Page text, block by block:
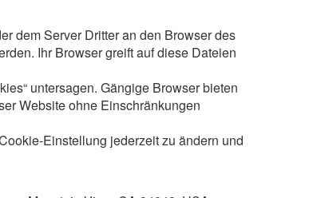
dem Server Dritter an den Browser des
Ihr Browser greift auf diese Dateien
untersagen. Gängige Browser bieten
Website ohne Einschränkungen
Einstellung jederzeit zu ändern und